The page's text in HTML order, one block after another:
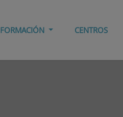
FORMACIÓN CENTROS